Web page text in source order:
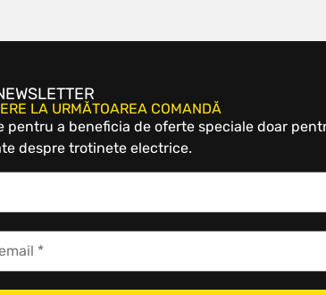
LA URMĂTOAREA COMANDĂ
pentru a beneficia de oferte speciale doar
despre trotinete electrice.